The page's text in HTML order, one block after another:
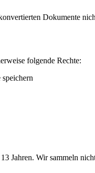
Dokumente
folgende Rechte:
Jahren. Wir sammeln